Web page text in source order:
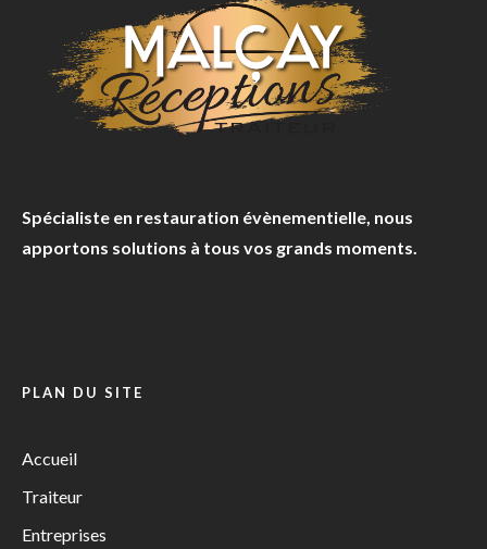
Spécialiste en restauration évènementielle, nous
apportons solutions à tous vos grands moments.
PLAN DU SITE
Accueil
Traiteur
Entreprises